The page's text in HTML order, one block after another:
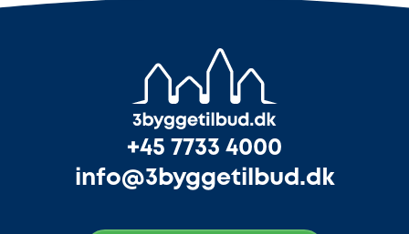
+45 7733 4000
info@3byggetilbud.dk